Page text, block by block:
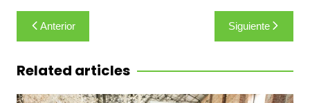
Navegación
de
entradas
Anterior Siguiente
Related articles